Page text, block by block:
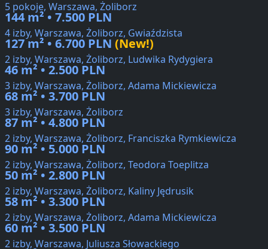
5 pokoje, Warszawa, Żoliborz
144 m² • 7.500 PLN
4 izby, Warszawa, Żoliborz, Gwiaździsta
127 m² • 6.700 PLN (New!)
2 izby, Warszawa, Żoliborz, Ludwika Rydygiera
46 m² • 2.500 PLN
3 izby, Warszawa, Żoliborz, Adama Mickiewicza
68 m² • 3.700 PLN
3 izby, Warszawa, Żoliborz
87 m² • 4.800 PLN
2 izby, Warszawa, Żoliborz, Franciszka Rymkiewicza
90 m² • 5.000 PLN
2 izby, Warszawa, Żoliborz, Teodora Toeplitza
50 m² • 2.800 PLN
2 izby, Warszawa, Żoliborz, Kaliny Jędrusik
58 m² • 3.300 PLN
2 izby, Warszawa, Żoliborz, Adama Mickiewicza
60 m² • 3.500 PLN
2 izby, Warszawa, Juliusza Słowackiego